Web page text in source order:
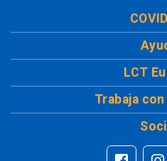
LCT
Trabaja